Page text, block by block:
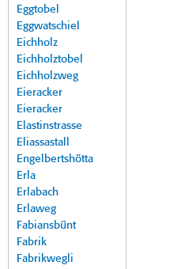
Eggtobel
Eggwatschiel
Eichholz
Eichholztobel
Eichholzweg
Eieracker
Eieracker
Elastinstrasse
Eliassastall
Engelbertshötta
Erla
Erlabach
Erlaweg
Fabiansbünt
Fabrik
Fabrikwegli